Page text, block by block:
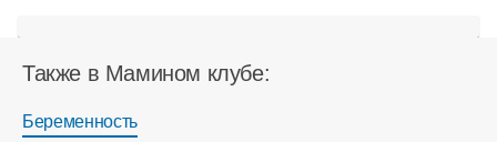
Также в Мамином клубе:
Беременность